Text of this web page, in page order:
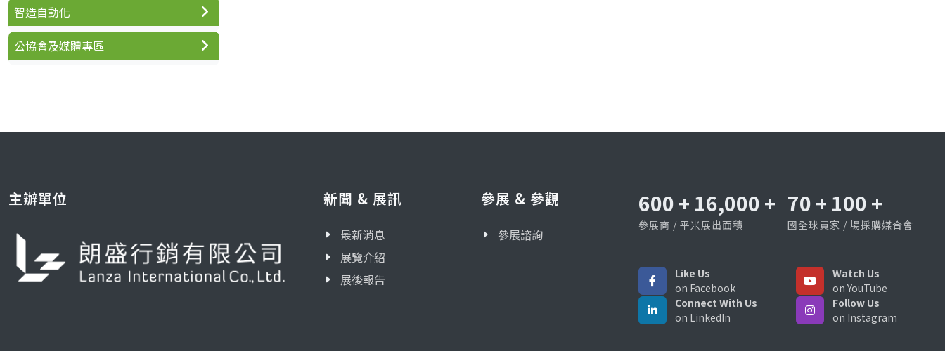
智造自動化
公協會及媒體專區
主辦單位 新聞 & 展訊
最新消息
展覽介紹
展後報告
參展 & 參觀
參展諮詢
600 + 16,000 +
參展商 / 平米展出面積
70 + 100 +
國全球買家 / 場採購媒合會
Like Us
on Facebook
Watch Us
on YouTube
Connect With Us
on LinkedIn
Follow Us
on Instagram